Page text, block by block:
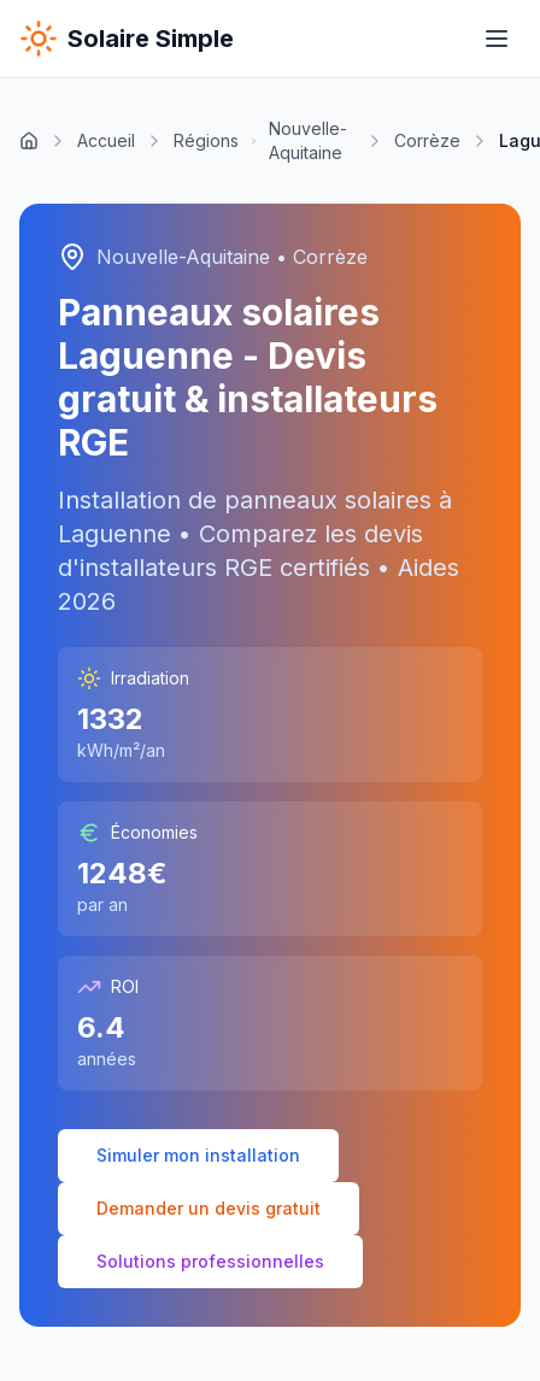
Solaire Simple
Accueil Régions
Nouvelle-
Aquitaine
Corrèze
Nouvelle-Aquitaine • Corrèze
Panneaux solaires
Laguenne - Devis
gratuit & installateurs
RGE
Installation de panneaux solaires à
Laguenne • Comparez les devis
d'installateurs RGE certifiés • Aides
2026
Irradiation
1332
kWh/m²/an
Économies
1248€
par an
ROI
6.4
années
Simuler mon installation
Demander un devis gratuit
Solutions professionnelles